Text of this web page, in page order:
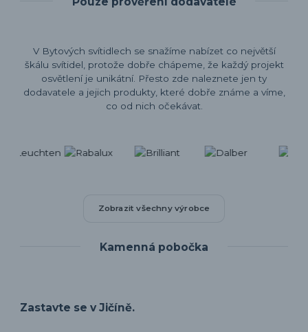
V Bytových svítidlech se snažíme nabízet co největší
škálu svítidel, protože dobře chápeme, že každý projekt
osvětlení je unikátní. Přesto zde naleznete jen ty
dodavatele a jejich produkty, které dobře známe a víme,
co od nich očekávat.
Zobrazit všechny výrobce
Kamenná pobočka
Zastavte se v Jičíně.